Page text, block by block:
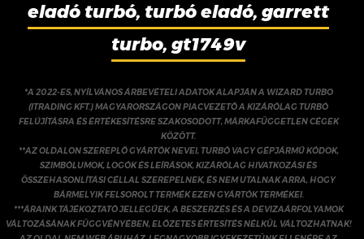
eladó turbó, turbó eladó, garrett
turbo, gt1749v
*A 2022-ES, NYÍLVÁNOS ÁRBEVÉTELI ADATOK ALAPJÁN A WIZARD TURBO
(ITRADING KFT.) MAGYARORSZÁGON PIACVEZETŐ A KIZÁRÓLAG TURBÓ
FELÚJÍTÁSRA ÉS ÉRTÉKESÍTÉSRE SZAKOSODOTT, MÁRKAFÜGGETLEN CÉGEK
KÖZÖTT.
**AZ OLDALON SZEREPLŐ GYÁRTÓK NEVEI, TURBÓ VAGY GÉPJÁRMŰ KÓDOK,
SZIMBÓLUMOK, LOGÓK ÉS LEÍRÁSOK, KIZÁRÓLAG HIVATKOZÁSI ÉS
ÖSSZEHASONLÍTÁSI CÉLLAL SZEREPELNEK, ÉS NEM UTALNAK ARRA, HOGY
BÁRMELYIK FELSOROLT TERMÉK EZEN GYÁRTÓK TERMÉKEI.
***ÁRAINK TÁJÉKOZTATÓ JELLEGŰEK, A BESZERZÉS ÉS A DEVIZAÁRFOLYAMOK
VÁLTOZÁSÁNAK FÜGGVÉNYÉBEN, ELŐZETES ÉRTESÍTÉS NÉLKÜL VÁLTOZHATNAK!